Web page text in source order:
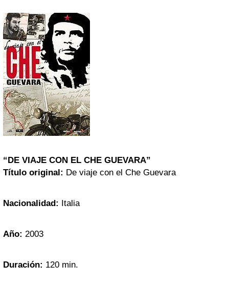
“DE VIAJE CON EL CHE GUEVARA”
Título original: De viaje con el Che Guevara
Nacionalidad: Italia
Año: 2003
Duración: 120 min.